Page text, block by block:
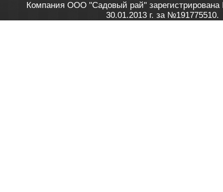
Компания ООО "Садовый рай" зарегистрирована
30.01.2013 г. за №191775510.